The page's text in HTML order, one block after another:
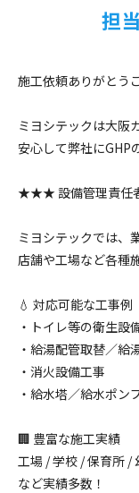
担
施工依頼ありがとう
ミヨシテックは大阪
安心して弊社にGHP
★★★ 設備管理責
ミヨシテックでは、
店舗や工場など各種
💧 対応可能な工事例
・トイレ等の衛生設
・給湯配管取替／給
・消火設備工事
・給水塔／給水ポ
🏢 豊富な施工実績
工場 / 学校 / 保育所 /
など実績多数！